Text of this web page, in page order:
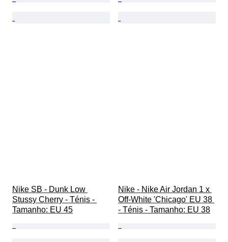
Nike SB - Dunk Low
Stussy Cherry - Ténis -
Tamanho: EU 45
Nike - Nike Air Jordan 1 x
Off-White 'Chicago' EU 38
- Ténis - Tamanho: EU 38